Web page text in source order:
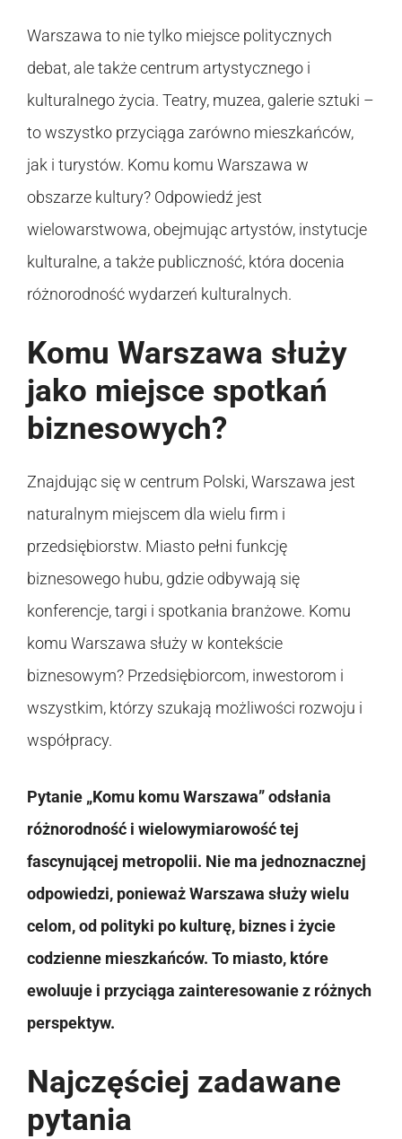
Warszawa to nie tylko miejsce politycznych
debat, ale także centrum artystycznego i
kulturalnego życia. Teatry, muzea, galerie sztuki –
to wszystko przyciąga zarówno mieszkańców,
jak i turystów. Komu komu Warszawa w
obszarze kultury? Odpowiedź jest
wielowarstwowa, obejmując artystów, instytucje
kulturalne, a także publiczność, która docenia
różnorodność wydarzeń kulturalnych.
Komu Warszawa służy
jako miejsce spotkań
biznesowych?
Znajdując się w centrum Polski, Warszawa jest
naturalnym miejscem dla wielu firm i
przedsiębiorstw. Miasto pełni funkcję
biznesowego hubu, gdzie odbywają się
konferencje, targi i spotkania branżowe. Komu
komu Warszawa służy w kontekście
biznesowym? Przedsiębiorcom, inwestorom i
wszystkim, którzy szukają możliwości rozwoju i
współpracy.
Pytanie „Komu komu Warszawa” odsłania
różnorodność i wielowymiarowość tej
fascynującej metropolii. Nie ma jednoznacznej
odpowiedzi, ponieważ Warszawa służy wielu
celom, od polityki po kulturę, biznes i życie
codzienne mieszkańców. To miasto, które
ewoluuje i przyciąga zainteresowanie z różnych
perspektyw.
Najczęściej zadawane
pytania